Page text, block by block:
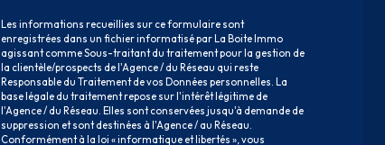
Les informations recueillies sur ce formulaire sont
enregistrées dans un fichier informatisé par La Boite Immo
agissant comme Sous-traitant du traitement pour la gestion de
la clientèle/prospects de l'Agence / du Réseau qui reste
Responsable du Traitement de vos Données personnelles. La
base légale du traitement repose sur l'intérêt légitime de
l'Agence / du Réseau. Elles sont conservées jusqu'à demande de
suppression et sont destinées à l'Agence / au Réseau.
Conformément à la loi « informatique et libertés », vous